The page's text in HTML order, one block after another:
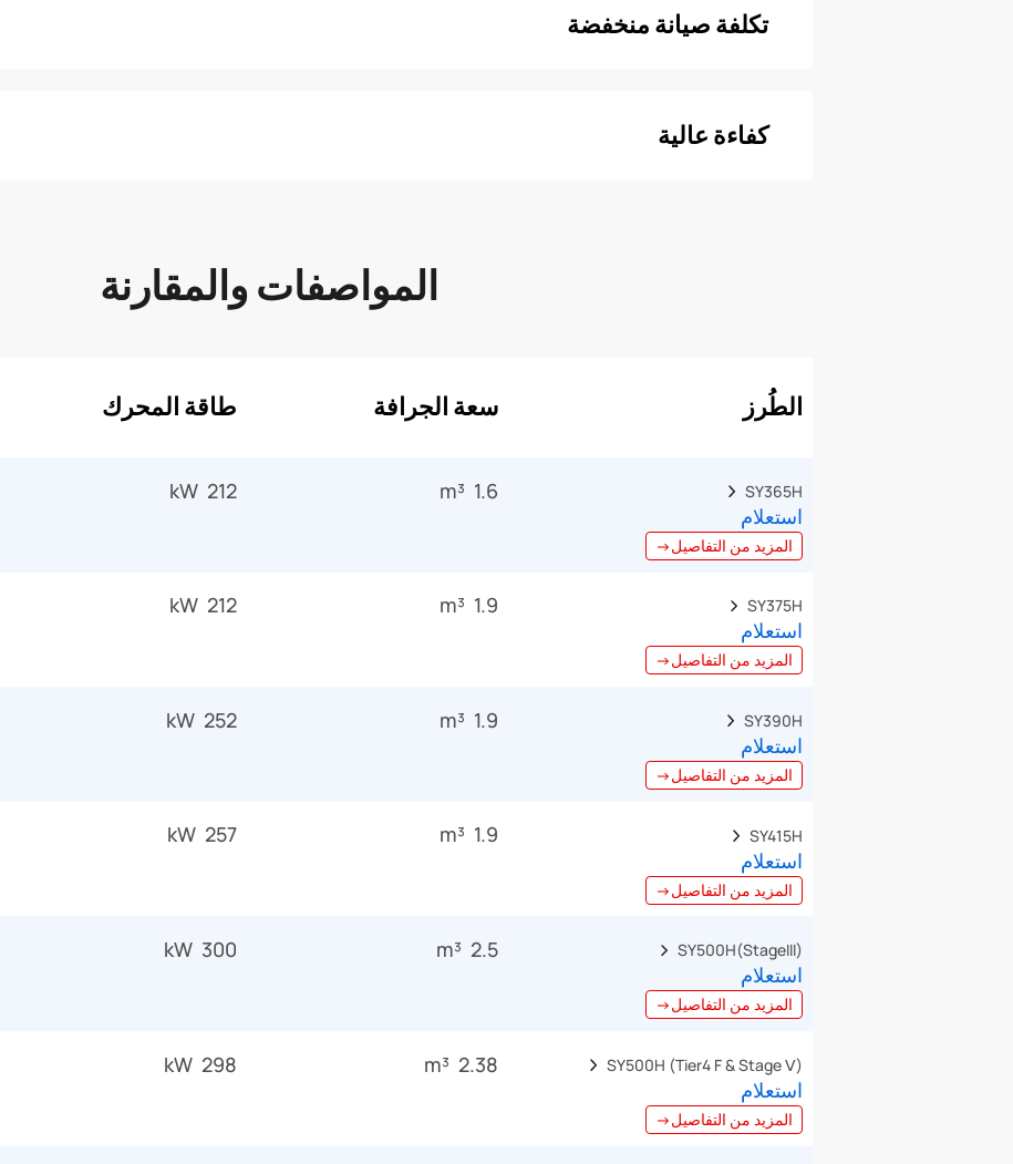
تكلفة صيانة منخفضة
كفاءة عالية
المواصفات والمقارنة
الطُرز سعة الجرافة طاقة المحرك
SY365H
استعلام
المزيد من التفاصيل→
1.6 m³
212 kW
SY375H
استعلام
المزيد من التفاصيل→
1.9 m³
212 kW
SY390H
استعلام
المزيد من التفاصيل→
1.9 m³
252 kW
SY415H
استعلام
المزيد من التفاصيل→
1.9 m³
257 kW
SY500H(StageIII)
استعلام
المزيد من التفاصيل→
2.5 m³
300 kW
SY500H (Tier4 F & Stage Ⅴ)
استعلام
المزيد من التفاصيل→
2.38 m³
298 kW